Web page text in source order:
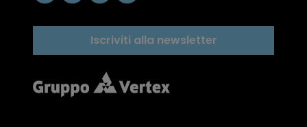
Iscriviti alla newsletter